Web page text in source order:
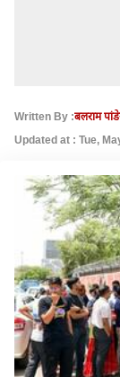
Written By :बलराम
Updated at : Tue,